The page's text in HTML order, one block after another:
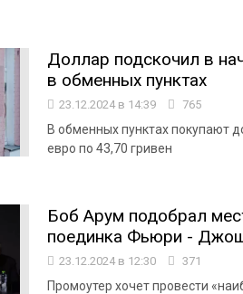
Доллар подскочил в
в обменных пунктах
23.12.2024 в 14:39 765
В обменных пунктах покупают
евро по 43,70 гривен
Боб Арум подобрал
поединка Фьюри -
23.12.2024 в 12:30 371
Промоутер хочет провести